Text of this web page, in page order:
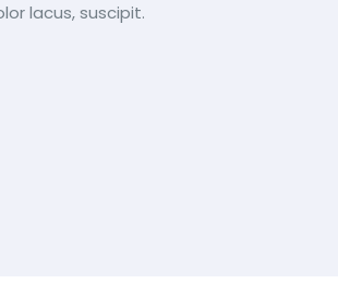
lacus, suscipit.